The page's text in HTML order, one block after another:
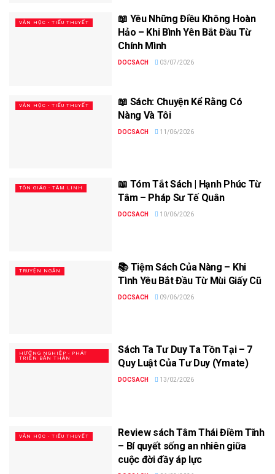
VĂN HỌC - TIỂU THUYẾT
📖 Yêu Những Điều Không Hoàn
Hảo – Khi Bình Yên Bắt Đầu Từ
Chính Mình
DOCSACH 03/07/2026
VĂN HỌC - TIỂU THUYẾT
📖 Sách: Chuyện Kể Rằng Có
Nàng Và Tôi
DOCSACH 11/06/2026
TÔN GIÁO - TÂM LINH
📖 Tóm Tắt Sách | Hạnh Phúc Từ
Tâm – Pháp Sư Tế Quân
DOCSACH 10/06/2026
TRUYỆN NGẮN
📚 Tiệm Sách Của Nàng – Khi
Tình Yêu Bắt Đầu Từ Mùi Giấy Cũ
DOCSACH 09/06/2026
HƯỚNG NGHIỆP - PHÁT
TRIỂN BẢN THÂN
Sách Ta Tư Duy Ta Tồn Tại – 7
Quy Luật Của Tư Duy (Ymate)
DOCSACH 13/02/2026
VĂN HỌC - TIỂU THUYẾT
Review sách Tâm Thái Điềm Tĩnh
– Bí quyết sống an nhiên giữa
cuộc đời đầy áp lực